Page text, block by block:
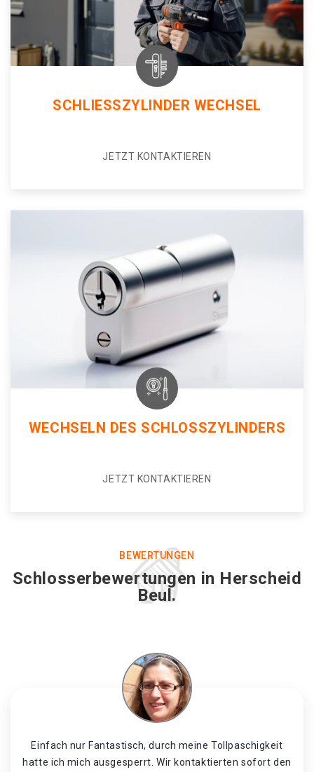
SCHLIESSZYLINDER WECHSEL
JETZT KONTAKTIEREN
WECHSELN DES SCHLOSSZYLINDERS
JETZT KONTAKTIEREN
BEWERTUNGEN
Schlosserbewertungen in Herscheid
Beul.
Einfach nur Fantastisch, durch meine Tollpaschigkeit
hatte ich mich ausgesperrt. Wir kontaktierten sofort den